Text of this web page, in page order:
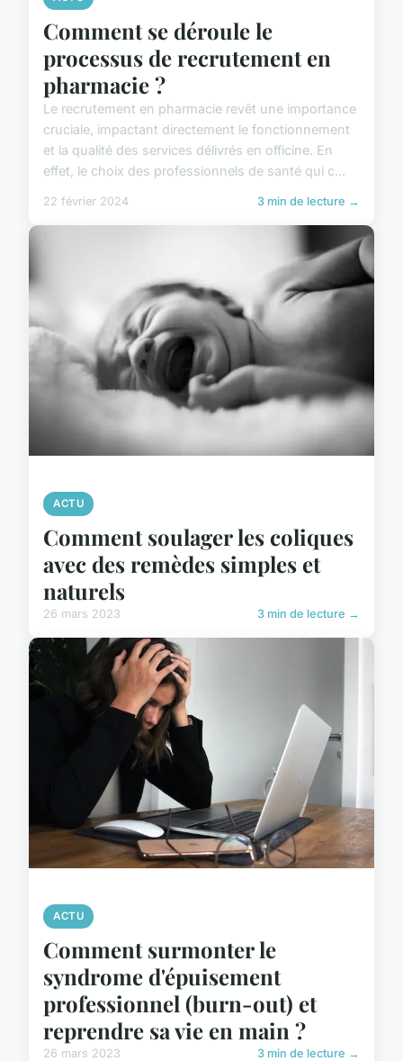
Comment se déroule le
processus de recrutement en
pharmacie ?
Le recrutement en pharmacie revêt une importance
cruciale, impactant directement le fonctionnement
et la qualité des services délivrés en officine. En
effet, le choix des professionnels de santé qui c...
22 février 2024 3 min de lecture →
ACTU
Comment soulager les coliques
avec des remèdes simples et
naturels
26 mars 2023 3 min de lecture →
ACTU
Comment surmonter le
syndrome d'épuisement
professionnel (burn-out) et
reprendre sa vie en main ?
26 mars 2023 3 min de lecture →